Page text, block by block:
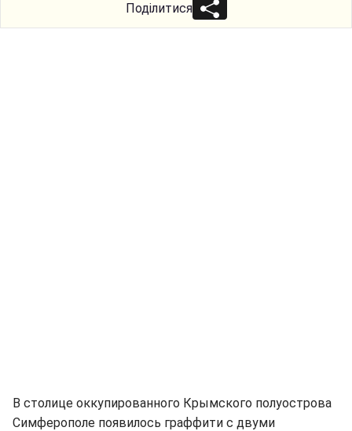
Поділитися
В столице оккупированного Крымского полуострова
Симферополе появилось граффити с двуми